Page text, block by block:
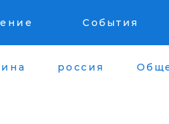
События
россия